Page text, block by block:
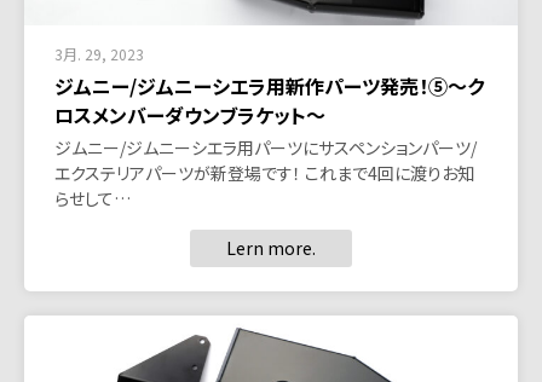
3月. 29, 2023
ジムニー/ジムニーシエラ用新作パーツ発売！⑤～ク
ロスメンバーダウンブラケット～
ジムニー/ジムニーシエラ用パーツにサスペンションパーツ/
エクステリアパーツが新登場です！ これまで4回に渡りお知
らせして…
Lern more.